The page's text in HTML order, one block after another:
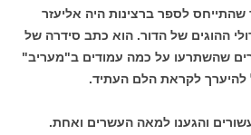
שהתייחס לספר ברצינות היה אליעזר
ההוגים של הדור. הוא כתב סידרה של
שהשתרעו על כמה עמודים ב"מעריב"
לקראת הלם העתיד.
והגענו למאה העשרים ואחת.